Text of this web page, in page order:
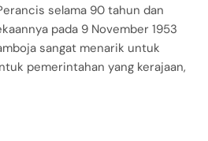
selama 90 tahun dan
pada 9 November 1953
sangat menarik untuk
pemerintahan yang kerajaan,